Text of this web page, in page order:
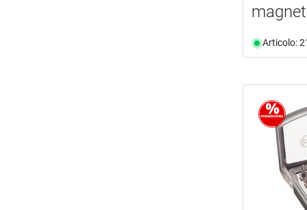
Articolo: